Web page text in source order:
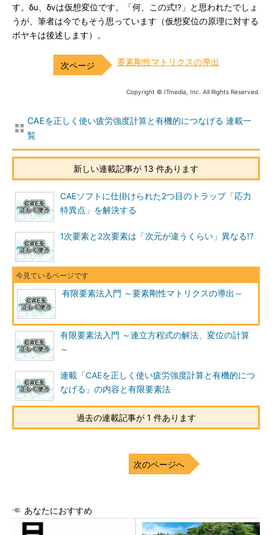
す。δu、δvは仮想変位です。「何、この式!?」と思われたでしょ
うが、筆者は今でもそう思っています（仮想変位の原理に対する
ボヤキは後述します）。
要素剛性マトリクスの導出
Copyright © ITmedia, Inc. All Rights Reserved.
CAEを正しく使い疲労強度計算と有機的につなげる 連載一
覧
新しい連載記事が 13 件あります
CAEソフトに仕掛けられた2つ目のトラップ「応力
特異点」を解決する
1次要素と2次要素は「次元が違うくらい」異なる!?
有限要素法入門 ～要素剛性マトリクスの導出～
有限要素法入門 ～連立方程式の解法、変位の計算
～
連載「CAEを正しく使い疲労強度計算と有機的につ
なげる」の内容と有限要素法
過去の連載記事が 1 件あります
次のページへ
あなたにおすすめ